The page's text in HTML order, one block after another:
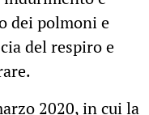
dei polmoni e
del respiro e
2020, in cui la